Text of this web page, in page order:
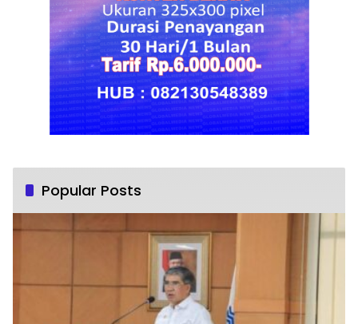
Popular Posts